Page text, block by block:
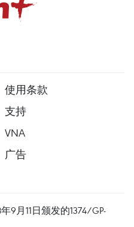
使用条款
支持
VNA
广告
9月11日颁发的1374/GP-